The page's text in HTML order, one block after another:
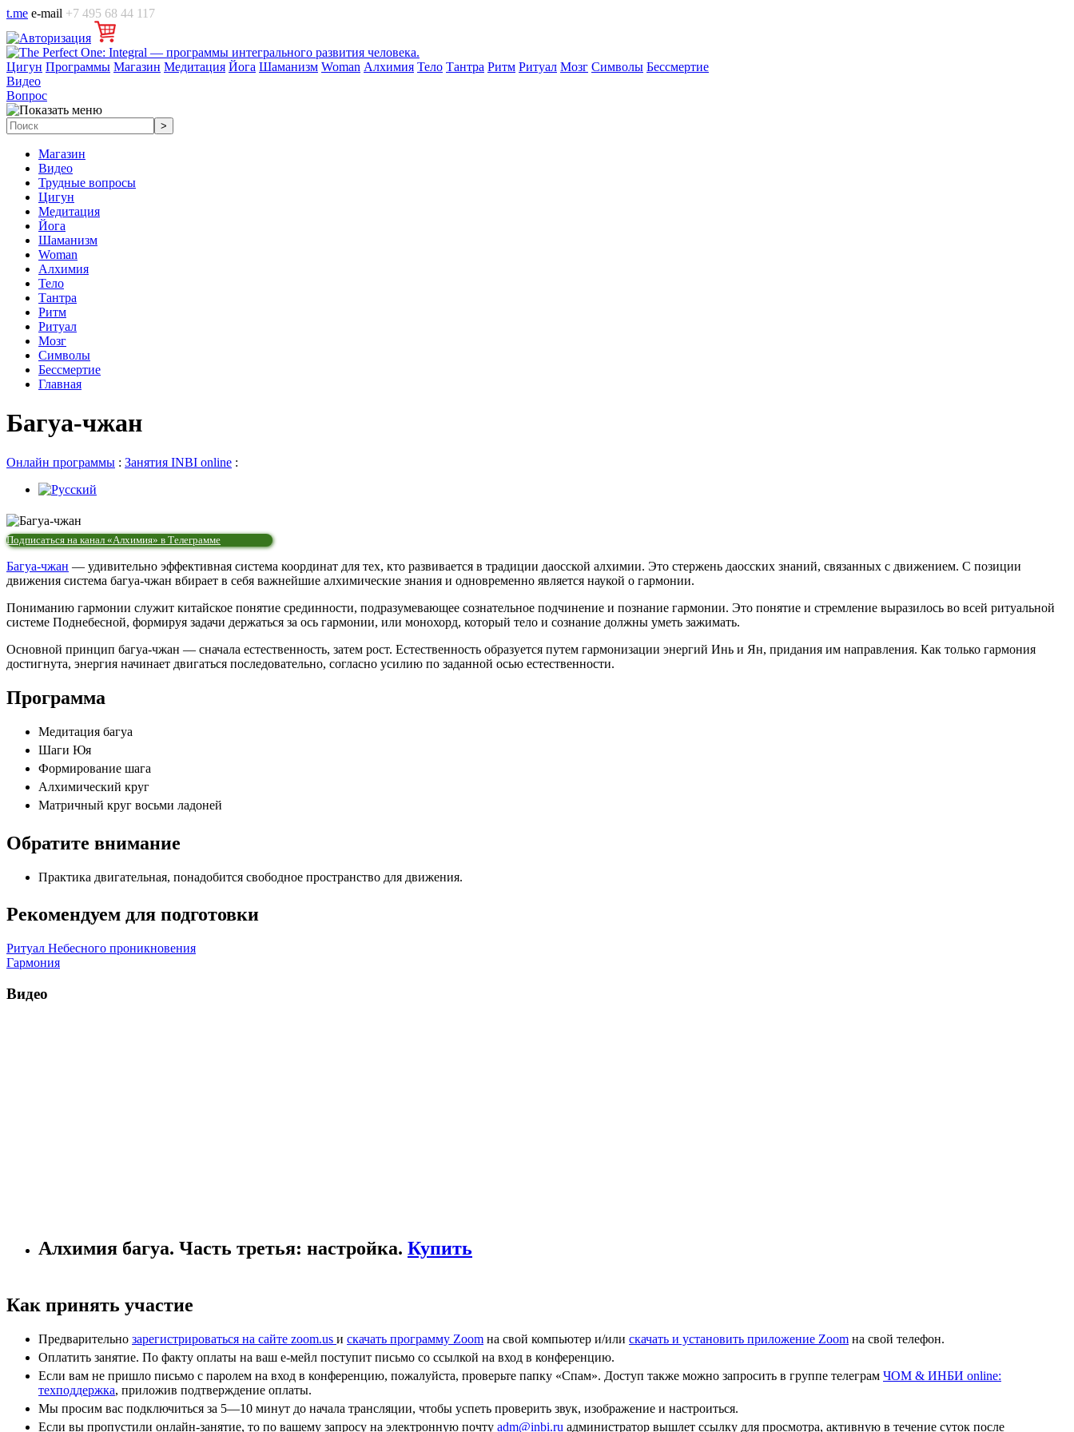
t.me e-mail +7 495 68 44 117
Цигун Программы Магазин Медитация Йога Шаманизм Woman Алхимия Тело Тантра Ритм Ритуал Мозг Символы Бессмертие
Видео
Вопрос
Магазин
Видео
Трудные вопросы
Цигун
Медитация
Йога
Шаманизм
Woman
Алхимия
Тело
Тантра
Ритм
Ритуал
Мозг
Символы
Бессмертие
Главная
Багуа-чжан
Онлайн программы : Занятия INBI online :
Подписаться на канал «Алхимия» в Телеграмме
Багуа-чжан — удивительно эффективная система координат для тех, кто развивается в традиции даосской алхимии. Это стержень даосских знаний, связанных с движением. С позиции
движения система багуа-чжан вбирает в себя важнейшие алхимические знания и одновременно является наукой о гармонии.
Пониманию гармонии служит китайское понятие срединности, подразумевающее сознательное подчинение и познание гармонии. Это понятие и стремление выразилось во всей ритуальной
системе Поднебесной, формируя задачи держаться за ось гармонии, или монохорд, который тело и сознание должны уметь зажимать.
Основной принцип багуа-чжан — сначала естественность, затем рост. Естественность образуется путем гармонизации энергий Инь и Ян, придания им направления. Как только гармония
достигнута, энергия начинает двигаться последовательно, согласно усилию по заданной осью естественности.
Программа
Медитация багуа
Шаги Юя
Формирование шага
Алхимический круг
Матричный круг восьми ладоней
Обратите внимание
Практика двигательная, понадобится свободное пространство для движения.
Рекомендуем для подготовки
Ритуал Небесного проникновения
Гармония
Видео
Алхимия багуа. Часть третья: настройка. Купить
Как принять участие
Предварительно зарегистрироваться на сайте zoom.us и скачать программу Zoom на свой компьютер и/или скачать и установить приложение Zoom на свой телефон.
Оплатить занятие. По факту оплаты на ваш е-мейл поступит письмо со ссылкой на вход в конференцию.
Если вам не пришло письмо с паролем на вход в конференцию, пожалуйста, проверьте папку «Спам». Доступ также можно запросить в группе телеграм ЧОМ & ИНБИ online:
техподдержка, приложив подтверждение оплаты.
Мы просим вас подключиться за 5—10 минут до начала трансляции, чтобы успеть проверить звук, изображение и настроиться.
Если вы пропустили онлайн-занятие, то по вашему запросу на электронную почту adm@inbi.ru администратор вышлет ссылку для просмотра, активную в течение суток после